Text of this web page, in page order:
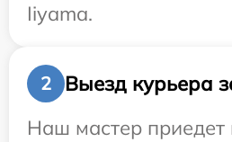
Iiyama.
2
Выезд курьера
Наш мастер приедет